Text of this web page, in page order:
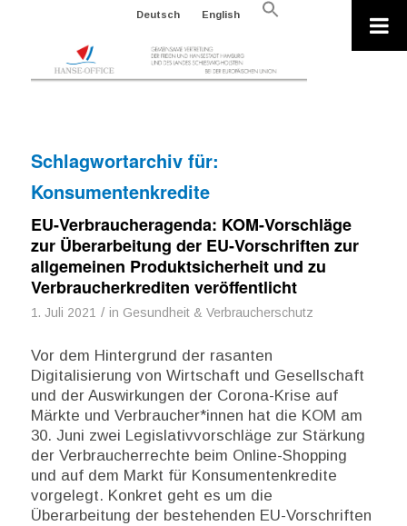
Deutsch English
Search
Schlagwortarchiv für:
Konsumentenkredite
EU-Verbraucheragenda: KOM-Vorschläge
zur Überarbeitung der EU-Vorschriften zur
allgemeinen Produktsicherheit und zu
Verbraucherkrediten veröffentlicht
1. Juli 2021 / in Gesundheit & Verbraucherschutz
Vor dem Hintergrund der rasanten
Digitalisierung von Wirtschaft und Gesellschaft
und der Auswirkungen der Corona-Krise auf
Märkte und Verbraucher*innen hat die KOM am
30. Juni zwei Legislativvorschläge zur Stärkung
der Verbraucherrechte beim Online-Shopping
und auf dem Markt für Konsumentenkredite
vorgelegt. Konkret geht es um die
Überarbeitung der bestehenden EU-Vorschriften